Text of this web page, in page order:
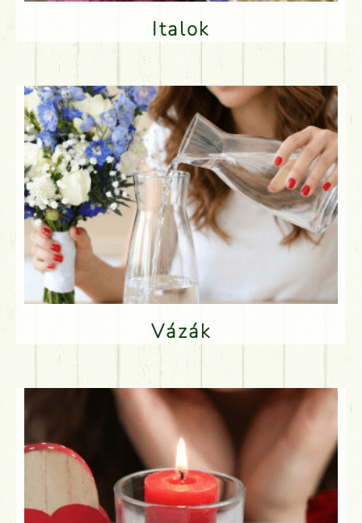
Italok
Vázák